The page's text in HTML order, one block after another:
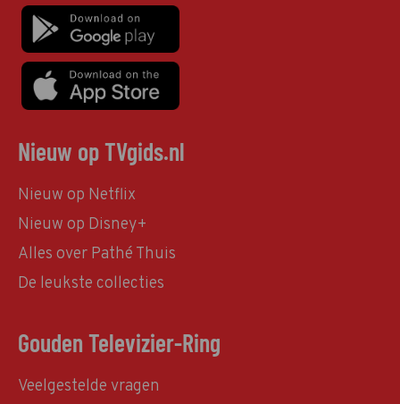
Nieuw op TVgids.nl
Nieuw op Netflix
Nieuw op Disney+
Alles over Pathé Thuis
De leukste collecties
Gouden Televizier-Ring
Veelgestelde vragen